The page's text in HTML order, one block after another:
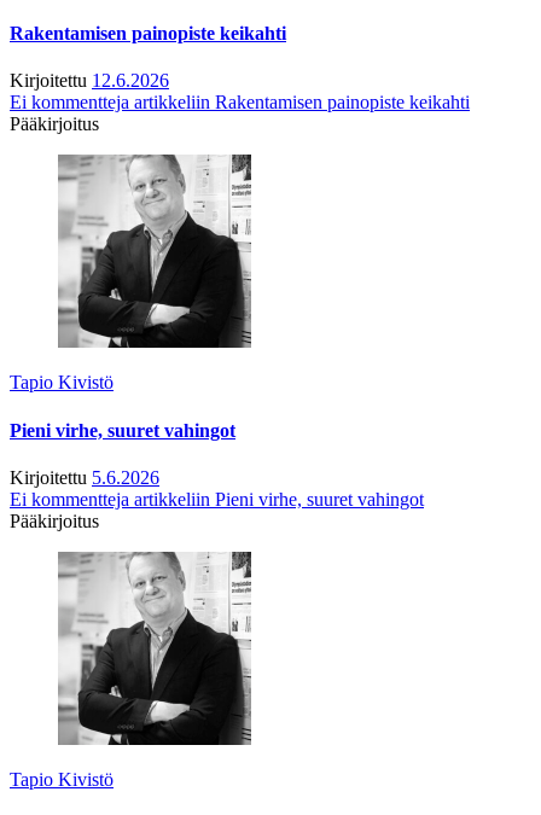
Rakentamisen painopiste keikahti
Kirjoitettu 12.6.2026
Ei kommentteja artikkeliin Rakentamisen painopiste keikahti
Pääkirjoitus
Tapio Kivistö
Pieni virhe, suuret vahingot
Kirjoitettu 5.6.2026
Ei kommentteja artikkeliin Pieni virhe, suuret vahingot
Pääkirjoitus
Tapio Kivistö